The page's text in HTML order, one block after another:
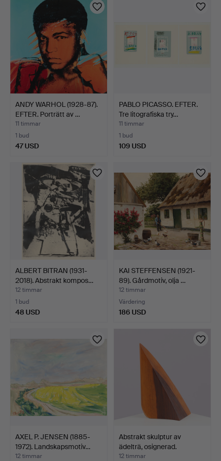
ANDY WARHOL (1928-87).
EFTER. Porträtt av …
11 timmar
1 bud
47 USD
PABLO PICASSO. EFTER.
Tre litografiska try…
11 timmar
1 bud
109 USD
ALBERT BITRAN (1931-
2018). Abstrakt kompos…
12 timmar
1 bud
48 USD
KAI STEFFENSEN (1921-
89). Gårdmotiv, olja …
12 timmar
Värdering
186 USD
AXEL P. JENSEN (1885-
1972). Landskapsmotiv…
12 timmar
Abstrakt skulptur av
ädelträ, osignerad.
12 timmar